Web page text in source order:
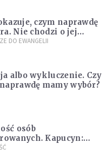
czym naprawdę
Nie chodzi o jej
DO EWANGELII
albo wykluczenie. Czy
mamy wybór?
osób
Kapucyn:
rzadko jest